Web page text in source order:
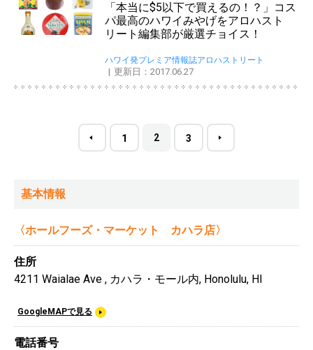
「本当に$5以下で買えるの！？」コス
パ最高のハワイみやげをアロハスト
リート編集部が厳選チョイス！
ハワイ発プレミア情報誌アロハストリート
更新日：2017.06.27
1 2 3
基本情報
〈ホールフーズ・マーケット カハラ店〉
住所
4211 Waialae Ave , カハラ・モール内, Honolulu, HI
GoogleMAPで見る
電話番号